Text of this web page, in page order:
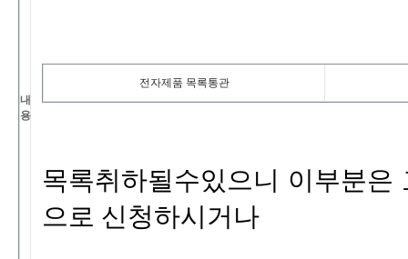
내
용
전자제품목록통관
목록취하될수있으니이부분
으로신청하시거나